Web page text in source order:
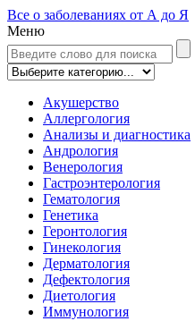
Все о заболеваниях от А до Я
Меню
Акушерство
Аллергология
Анализы и диагностика
Андрология
Венерология
Гастроэнтерология
Гематология
Генетика
Геронтология
Гинекология
Дерматология
Дефектология
Диетология
Иммунология